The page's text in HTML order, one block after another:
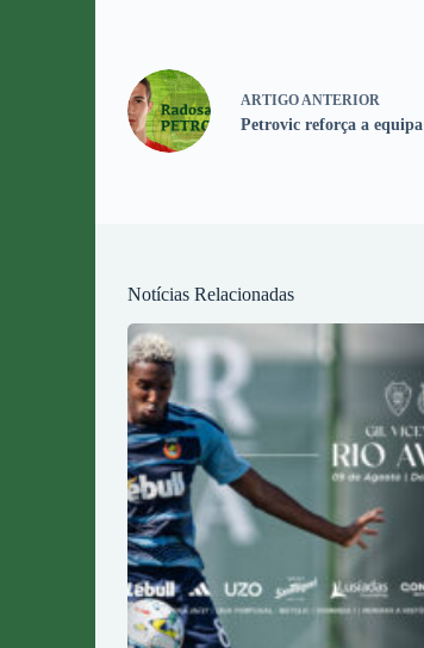
ARTIGO ANTERIOR
Petrovic reforça a equipa
Notícias Relacionadas